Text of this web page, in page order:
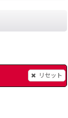
リセット